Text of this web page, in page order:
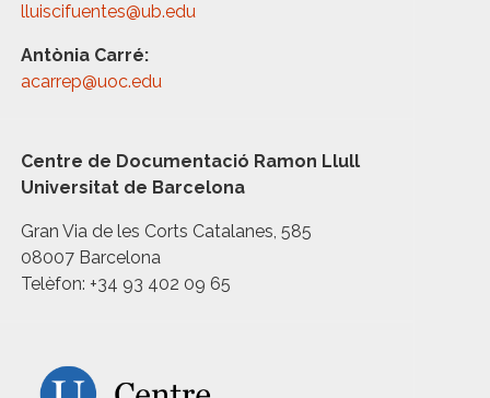
lluiscifuentes@ub.edu
Antònia Carré:
acarrep@uoc.edu
Centre de Documentació Ramon Llull
Universitat de Barcelona
Gran Via de les Corts Catalanes, 585
08007 Barcelona
Telèfon: +34 93 402 09 65